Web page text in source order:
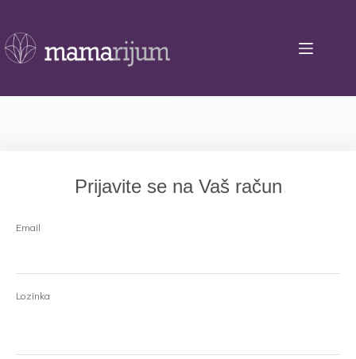
content
Prijavite se na Vaš račun
Email
Lozinka